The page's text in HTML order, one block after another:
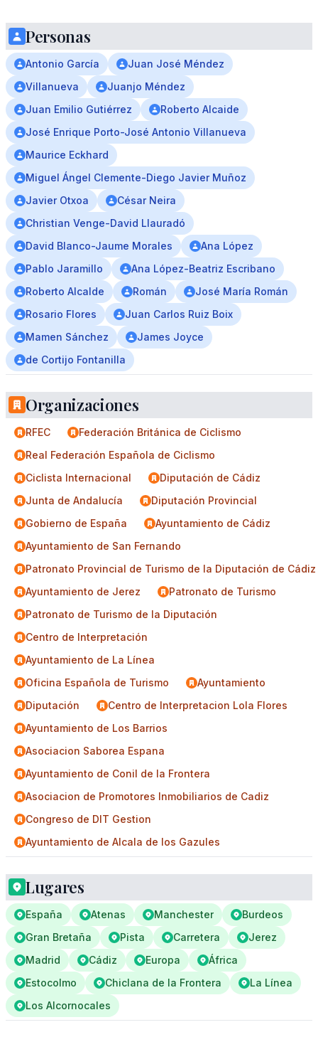
Personas
Antonio García
Juan José Méndez
Villanueva
Juanjo Méndez
Juan Emilio Gutiérrez
Roberto Alcaide
José Enrique Porto-José Antonio Villanueva
Maurice Eckhard
Miguel Ángel Clemente-Diego Javier Muñoz
Javier Otxoa
César Neira
Christian Venge-David Llauradó
David Blanco-Jaume Morales
Ana López
Pablo Jaramillo
Ana López-Beatriz Escribano
Roberto Alcalde
Román
José María Román
Rosario Flores
Juan Carlos Ruiz Boix
Mamen Sánchez
James Joyce
de Cortijo Fontanilla
Organizaciones
RFEC
Federación Británica de Ciclismo
Real Federación Española de Ciclismo
Ciclista Internacional
Diputación de Cádiz
Junta de Andalucía
Diputación Provincial
Gobierno de España
Ayuntamiento de Cádiz
Ayuntamiento de San Fernando
Patronato Provincial de Turismo de la Diputación de Cádiz
Ayuntamiento de Jerez
Patronato de Turismo
Patronato de Turismo de la Diputación
Centro de Interpretación
Ayuntamiento de La Línea
Oficina Española de Turismo
Ayuntamiento
Diputación
Centro de Interpretacion Lola Flores
Ayuntamiento de Los Barrios
Asociacion Saborea Espana
Ayuntamiento de Conil de la Frontera
Asociacion de Promotores Inmobiliarios de Cadiz
Congreso de DIT Gestion
Ayuntamiento de Alcala de los Gazules
Lugares
España Atenas Manchester
Burdeos
Gran Bretaña
Pista Carretera
Jerez
Madrid
Cádiz Europa
África
Estocolmo
Chiclana de la Frontera
La Línea
Los Alcornocales